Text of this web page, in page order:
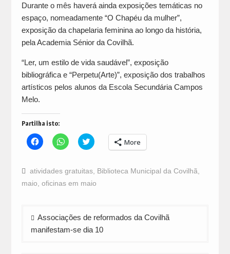
Durante o mês haverá ainda exposições temáticas no
espaço, nomeadamente “O Chapéu da mulher”,
exposição da chapelaria feminina ao longo da história,
pela Academia Sénior da Covilhã.
“Ler, um estilo de vida saudável”, exposição
bibliográfica e “Perpetu(Arte)”, exposição dos trabalhos
artísticos pelos alunos da Escola Secundária Campos
Melo.
Partilha isto:
Click
to
Facebook
(Opens
new
Click
to
WhatsApp
(Opens
new
Click
to
Twitter
(Opens
in
new
More
atividades gratuitas, Biblioteca Municipal da Covilhã
maio oficinas em maio
Navegação
de
Associações de reformados da Covilhã
manifestam-se dia 10